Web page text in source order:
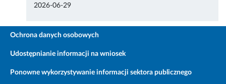
2026-06-29
Ochrona danych osobowych
Udostępnianie informacji na wniosek
Ponowne wykorzystywanie informacji sektora publicznego